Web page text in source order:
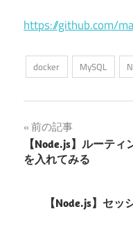
https://github.com/
docker MySQL
投
稿
前の記事
【Node.js】ルーテ
を入れてみる
【Node.js】セ